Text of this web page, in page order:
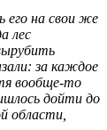
его на свои же
лес
за каждое
вообще-то
дойти до
области,